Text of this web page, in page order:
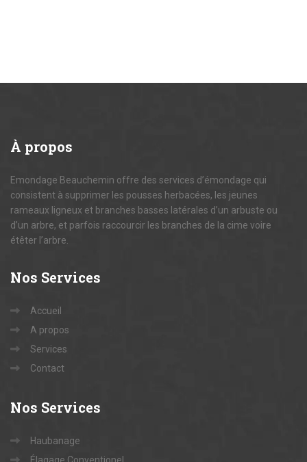
À propos
Emondage Beauchemin offre des services d’émondage qui
consistent à supprimer les pousses herbacées, les jeunes
rameaux ligneux et branches basses latérales d’un arbuste ou
d’un arbre, et parfois raccourcir les branches de la cime voire
étêter l’arbre.
Nos Services
Accueil
A propos
Services
Contact
Nos Services
Haubanage